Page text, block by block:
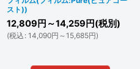
スト))
12,809 円 ～14,259 円(税別)
(税込 : 14,090円 ～15,685円)